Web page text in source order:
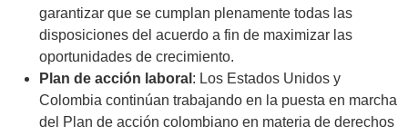
garantizar que se cumplan plenamente todas las
disposiciones del acuerdo a fin de maximizar las
oportunidades de crecimiento.
Plan de acción laboral : Los Estados Unidos y
Colombia continúan trabajando en la puesta en marcha
del Plan de acción colombiano en materia de derechos